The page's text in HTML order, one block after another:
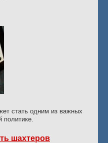
стать одним из важных
политике.
шахтеров